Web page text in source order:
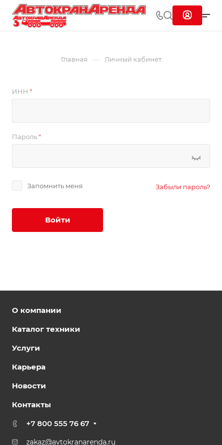
Главная — Личный кабинет
ИНН *
Пароль*
Запомнить меня Забыли пароль?
Войти
О компании
Каталог техники
Услуги
Карьера
Новости
Контакты
+7 800 555 76 67
zakaz@avtokranarenda.ru